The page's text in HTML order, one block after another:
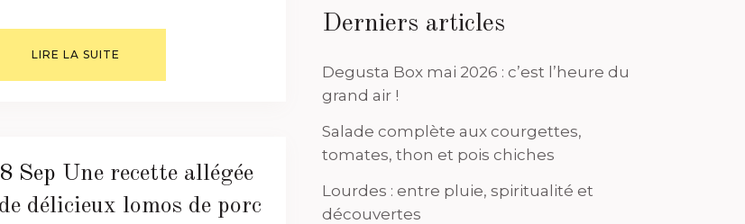
LIRE LA SUITE
Sep Une recette allégée
délicieux lomos de porc
Derniers articles
Degusta Box mai 2026 : c’est l’heure du
grand air !
Salade complète aux courgettes,
tomates, thon et pois chiches
Lourdes : entre pluie, spiritualité et
découvertes